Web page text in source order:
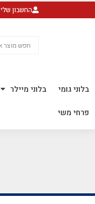
החשבון שלי
בלוני גומי בלוני מיילר
פרחי משי